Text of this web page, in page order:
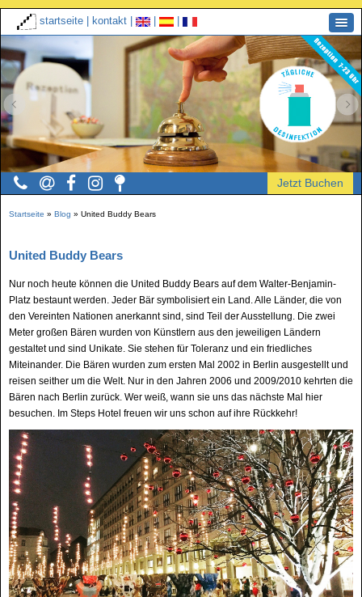
startseite kontakt
Startseite » Blog » United Buddy Bears
United Buddy Bears
Nur noch heute können die United Buddy Bears auf dem Walter-Benjamin-
Platz bestaunt werden. Jeder Bär symbolisiert ein Land. Alle Länder, die von
den Vereinten Nationen anerkannt sind, sind Teil der Ausstellung. Die zwei
Meter großen Bären wurden von Künstlern aus den jeweiligen Ländern
gestaltet und sind Unikate. Sie stehen für Toleranz und ein friedliches
Miteinander. Die Bären wurden zum ersten Mal 2002 in Berlin ausgestellt und
reisen seither um die Welt. Nur in den Jahren 2006 und 2009/2010 kehrten die
Bären nach Berlin zurück. Wer weiß, wann sie uns das nächste Mal hier
besuchen. Im Steps Hotel freuen wir uns schon auf ihre Rückkehr!